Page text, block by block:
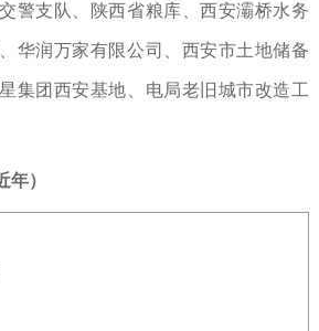
警支队、陕西省粮库、西安灞桥水务
华润万家有限公司、西安市土地储备
集团西安基地、电局老旧城市改造工
年）